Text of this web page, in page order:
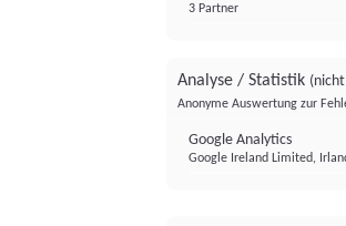
3 Partner
Analyse / Statistik
Anonyme Auswertung zur
Google Analytics
Google Ireland Limited,